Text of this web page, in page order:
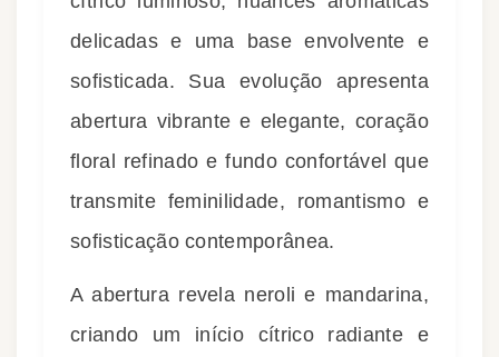
delicadas e uma base envolvente e
sofisticada. Sua evolução apresenta
abertura vibrante e elegante, coração
floral refinado e fundo confortável que
transmite feminilidade, romantismo e
sofisticação contemporânea.
A abertura revela neroli e mandarina,
criando um início cítrico radiante e